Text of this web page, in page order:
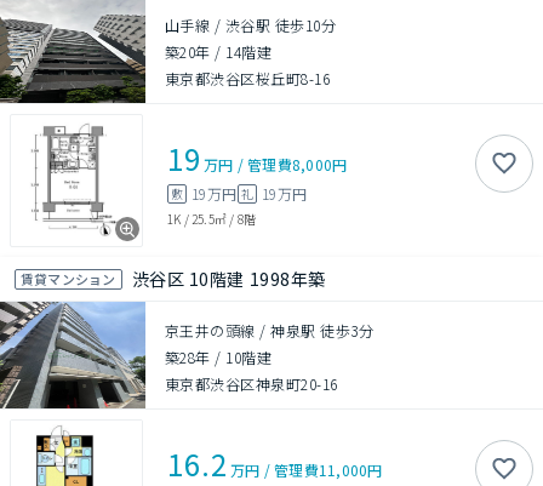
山手線 / 渋谷駅 徒歩10分
築20年 / 14階建
東京都渋谷区桜丘町8-16
19 万円 /管理費8,000円
敷 19万円 礼 19万円
1K / 25.5㎡ / 8階
賃貸マンション 渋谷区 10階建 1998年築
京王井の頭線 / 神泉駅 徒歩3分
築28年 / 10階建
東京都渋谷区神泉町20-16
16.2 万円 /管理費11,000円